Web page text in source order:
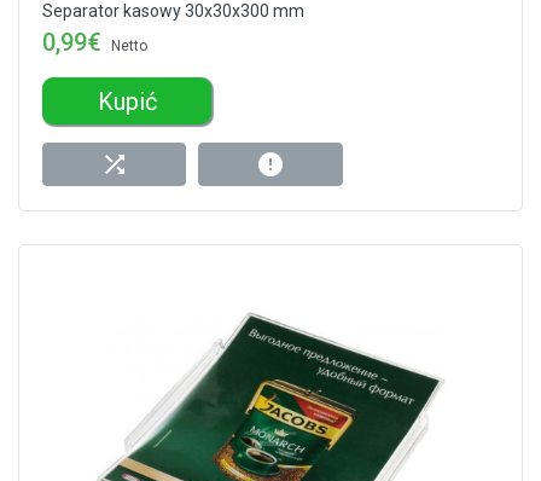
Separator kasowy 30x30x300 mm
0,99€ Netto
Kupić